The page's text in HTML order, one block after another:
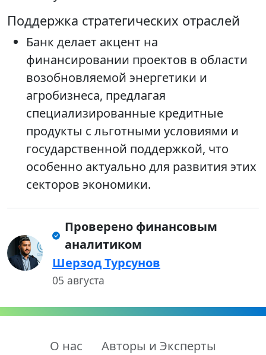
Поддержка стратегических отраслей
Банк делает акцент на
финансировании проектов в области
возобновляемой энергетики и
агробизнеса, предлагая
специализированные кредитные
продукты с льготными условиями и
государственной поддержкой, что
особенно актуально для развития этих
секторов экономики.
Проверено финансовым
аналитиком
Шерзод Турсунов
05 августа
О нас
Авторы и Эксперты